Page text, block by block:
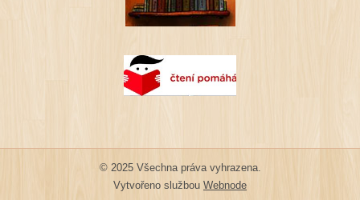
© 2025 Všechna práva vyhrazena.
Vytvořeno službou Webnode